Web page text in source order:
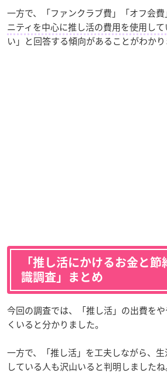
一方で、「ファンクラブ費」「オフ会費
ニティを中心に推し活の費用を使用して
い」と回答する傾向があることがわかり
「推し活にかけるお金と節
識調査」まとめ
今回の調査では、「推し活」の出費を
くいると分かりました。
一方で、「推し活」を工夫しながら、
している人も沢山いると判明しましたね